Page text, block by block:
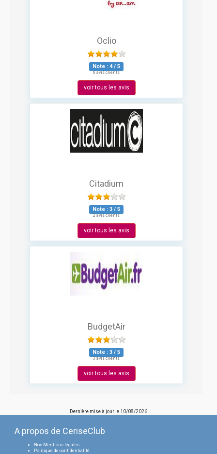
Oclio
Note : 4/ 5
6 avis clients
voir tous les avis
Citadium
Note : 3 / 5
2 avis clients
voir tous les avis
BudgetAir
Note : 3 / 5
3 avis clients
voir tous les avis
Dernière mise à jour le 10/08/2026
A propos de CeriseClub
Nos Mentions légales
Politique de confidentialité